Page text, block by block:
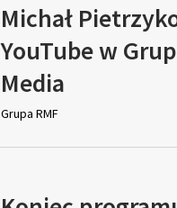
Michał
YouTube w
Media
Grupa RMF